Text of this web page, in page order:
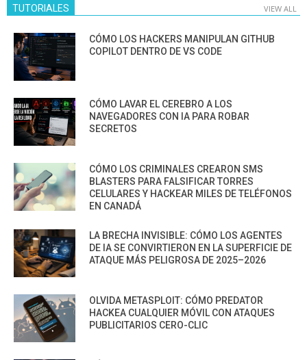
TUTORIALES VIEW ALL
CÓMO LOS HACKERS MANIPULAN GITHUB
COPILOT DENTRO DE VS CODE
CÓMO LAVAR EL CEREBRO A LOS
NAVEGADORES CON IA PARA ROBAR
SECRETOS
CÓMO LOS CRIMINALES CREARON SMS
BLASTERS PARA FALSIFICAR TORRES
CELULARES Y HACKEAR MILES DE TELÉFONOS
EN CANADÁ
LA BRECHA INVISIBLE: CÓMO LOS AGENTES
DE IA SE CONVIRTIERON EN LA SUPERFICIE DE
ATAQUE MÁS PELIGROSA DE 2025–2026
OLVIDA METASPLOIT: CÓMO PREDATOR
HACKEA CUALQUIER MÓVIL CON ATAQUES
PUBLICITARIOS CERO-CLIC